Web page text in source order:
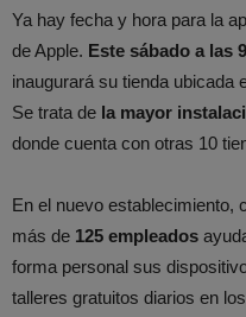
Ya hay fecha y hora para la
de Apple. Este sábado a las
inaugurará su tienda ubicada
Se trata de la mayor
donde cuenta con otras 10
En el nuevo establecimiento,
más de 125 empleados
forma personal sus
talleres gratuitos diarios en